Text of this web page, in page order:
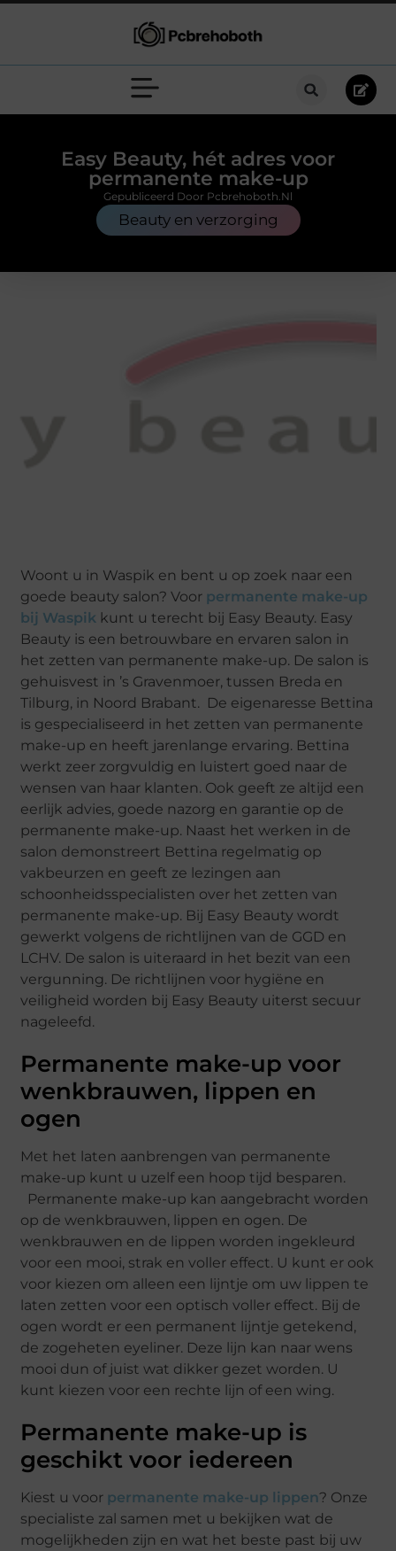
Easy Beauty, hét adres voor
permanente make-up
Beauty en verzorging
Gepubliceerd Door Pcbrehoboth.nl
Woont u in Waspik en bent u op zoek naar een
goede beauty salon? Voor permanente make-up
bij Waspik kunt u terecht bij Easy Beauty. Easy
Beauty is een betrouwbare en ervaren salon in
het zetten van permanente make-up. De salon is
gehuisvest in ’s Gravenmoer, tussen Breda en
Tilburg, in Noord Brabant. De eigenaresse Bettina
is gespecialiseerd in het zetten van permanente
make-up en heeft jarenlange ervaring. Bettina
werkt zeer zorgvuldig en luistert goed naar de
wensen van haar klanten. Ook geeft ze altijd een
eerlijk advies, goede nazorg en garantie op de
permanente make-up. Naast het werken in de
salon demonstreert Bettina regelmatig op
vakbeurzen en geeft ze lezingen aan
schoonheidsspecialisten over het zetten van
permanente make-up. Bij Easy Beauty wordt
gewerkt volgens de richtlijnen van de GGD en
LCHV. De salon is uiteraard in het bezit van een
vergunning. De richtlijnen voor hygiëne en
veiligheid worden bij Easy Beauty uiterst secuur
nageleefd.
Permanente make-up voor
wenkbrauwen, lippen en
ogen
Met het laten aanbrengen van permanente
make-up kunt u uzelf een hoop tijd besparen.
Permanente make-up kan aangebracht worden
op de wenkbrauwen, lippen en ogen. De
wenkbrauwen en de lippen worden ingekleurd
voor een mooi, strak en voller effect. U kunt er ook
voor kiezen om alleen een lijntje om uw lippen te
laten zetten voor een optisch voller effect. Bij de
ogen wordt er een permanent lijntje getekend,
de zogeheten eyeliner. Deze lijn kan naar wens
mooi dun of juist wat dikker gezet worden. U
kunt kiezen voor een rechte lijn of een wing.
Permanente make-up is
geschikt voor iedereen
Kiest u voor permanente make-up lippen? Onze
specialiste zal samen met u bekijken wat de
mogelijkheden zijn en wat het beste past bij uw